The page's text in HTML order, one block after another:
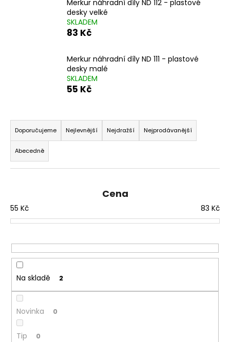
Merkur náhradní díly ND 112 - plastové
desky velké
SKLADEM
83 Kč
Merkur náhradní díly ND 111 - plastové
desky malé
SKLADEM
55 Kč
Ř
a
z
e
n
r
o
u
k
ů
Doporučujeme Nejlevnější Nejdražší Nejprodávanější
Abecedně
Cena
55 Kč 83 Kč
Na skladě 2
Novinka 0
Tip 0
o
p
r
u
u
j
m